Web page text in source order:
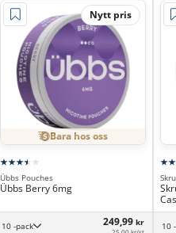
Nytt pris
Bara hos oss
Übbs Pouches
Übbs Berry 6mg
10 -pack 249,99 kr